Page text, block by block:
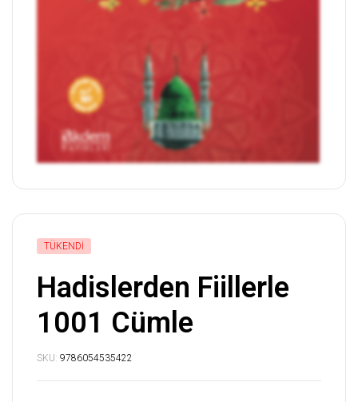
TÜKENDI
Hadislerden Fiillerle
1001 Cümle
SKU: 9786054535422